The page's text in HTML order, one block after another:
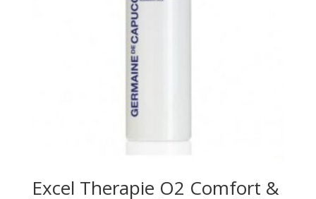
Excel Therapie O2 Comfort &